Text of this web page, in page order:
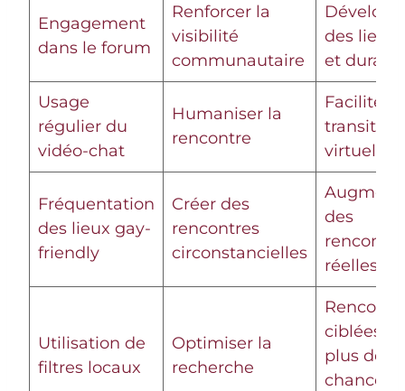
Engagement
dans le forum
Renforcer la
visibilité
communautaire
des liens
et
Usage
régulier du
vidéo-chat
Humaniser la
rencontre
Faciliter
virtuel au
Fréquentation
des lieux gay-
friendly
Créer des
rencontres
circonstancielles
des
réelles
Utilisation de
filtres locaux
Optimiser la
recherche
ciblées
plus de
chances